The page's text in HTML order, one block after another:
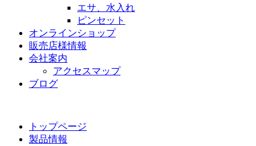
エサ、水入れ
ピンセット
オンラインショップ
販売店様情報
会社案内
アクセスマップ
ブログ
トップページ
製品情報